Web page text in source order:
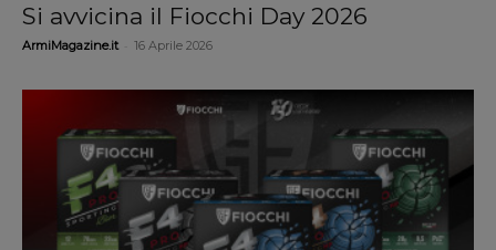
Si avvicina il Fiocchi Day 2026
ArmiMagazine.it 16 Aprile 2026